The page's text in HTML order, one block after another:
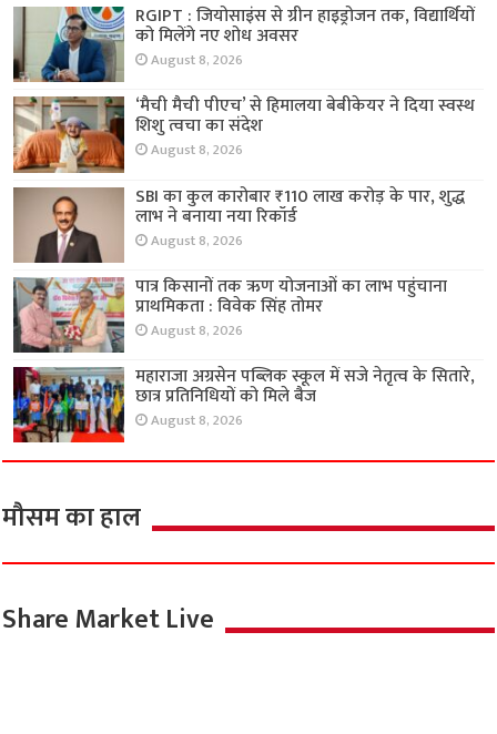
RGIPT : जियोसाइंस से ग्रीन हाइड्रोजन तक, विद्यार्थियों
को मिलेंगे नए शोध अवसर
August 8, 2026
‘मैची मैची पीएच’ से हिमालया बेबीकेयर ने दिया स्वस्थ
शिशु त्वचा का संदेश
August 8, 2026
SBI का कुल कारोबार ₹110 लाख करोड़ के पार, शुद्ध
लाभ ने बनाया नया रिकॉर्ड
August 8, 2026
पात्र किसानों तक ऋण योजनाओं का लाभ पहुंचाना
प्राथमिकता : विवेक सिंह तोमर
August 8, 2026
महाराजा अग्रसेन पब्लिक स्कूल में सजे नेतृत्व के सितारे,
छात्र प्रतिनिधियों को मिले बैज
August 8, 2026
मौसम का हाल
Share Market Live